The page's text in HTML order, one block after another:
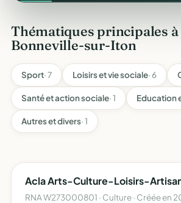
Thématiques principales à
Bonneville-sur-Iton
Sport· 7 Loisirs et vie sociale· 6
Santé et action sociale· 1 Education
Autres et divers· 1
Acla Arts-Culture-Loisirs-
RNA W273000801 · Culture · Créée en